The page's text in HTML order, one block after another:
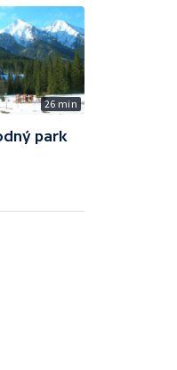
26 min
park